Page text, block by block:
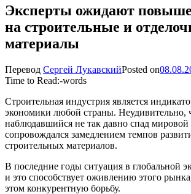
Эксперты ожидают
на строительные и
материалы
Перевод Сергей ЛукавскийPosted on
Time to Read:-words
Строительная индустрия является
экономики любой страны. Неудивительно,
наблюдавшийся не так давно спад
сопровождался замедлением темпов
строительных материалов.
В последние годы ситуация в глобальной
и это способствует оживлению этого
этом конкурентную борьбу.